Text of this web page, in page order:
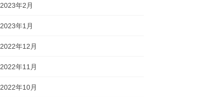
2023年2月
2023年1月
2022年12月
2022年11月
2022年10月